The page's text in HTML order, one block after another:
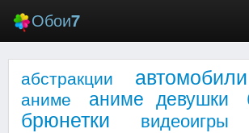
Обои7
Новые
Лучшие
Случайные
абстракции автомобили
аниме аниме девушки
брюнетки видеоигры